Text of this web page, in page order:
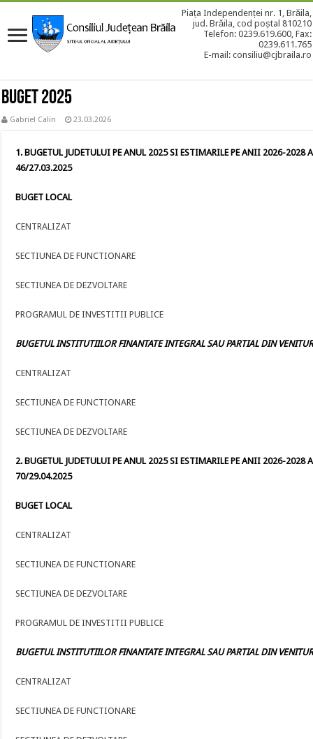
Piața Independenței nr. 1, Brăila,
jud. Brăila, cod poștal 810210
Telefon: 0239.619.600, Fax:
0239.611.765
E-mail: consiliu@cjbraila.ro
BUGET 2025
Gabriel Calin 23.03.2026
1. BUGETUL JUDETULUI PE ANUL 2025 SI ESTIMARILE PE ANII 2026-2028
46/27.03.2025
BUGET LOCAL
CENTRALIZAT
SECTIUNEA DE FUNCTIONARE
SECTIUNEA DE DEZVOLTARE
PROGRAMUL DE INVESTITII PUBLICE
BUGETUL INSTITUTIILOR FINANTATE INTEGRAL SAU PARTIAL DIN
CENTRALIZAT
SECTIUNEA DE FUNCTIONARE
SECTIUNEA DE DEZVOLTARE
2. BUGETUL JUDETULUI PE ANUL 2025 SI ESTIMARILE PE ANII 2026-2028
70/29.04.2025
BUGET LOCAL
CENTRALIZAT
SECTIUNEA DE FUNCTIONARE
SECTIUNEA DE DEZVOLTARE
PROGRAMUL DE INVESTITII PUBLICE
BUGETUL INSTITUTIILOR FINANTATE INTEGRAL SAU PARTIAL DIN
CENTRALIZAT
SECTIUNEA DE FUNCTIONARE